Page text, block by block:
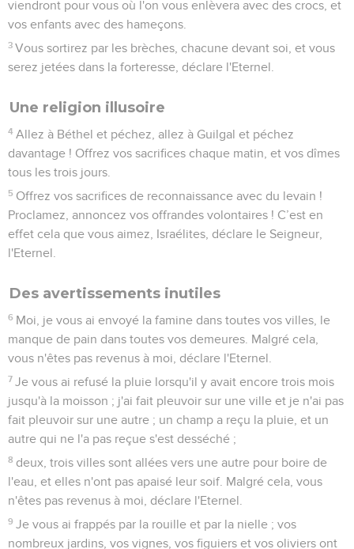
viendront pour vous où l'on vous enlèvera avec des crocs, et
vos enfants avec des hameçons.
3 Vous sortirez par les brèches, chacune devant soi, et vous
serez jetées dans la forteresse, déclare l'Eternel.
Une religion illusoire
4 Allez à Béthel et péchez, allez à Guilgal et péchez
davantage ! Offrez vos sacrifices chaque matin, et vos dîmes
tous les trois jours.
5 Offrez vos sacrifices de reconnaissance avec du levain !
Proclamez, annoncez vos offrandes volontaires ! C’est en
effet cela que vous aimez, Israélites, déclare le Seigneur,
l'Eternel.
Des avertissements inutiles
6 Moi, je vous ai envoyé la famine dans toutes vos villes, le
manque de pain dans toutes vos demeures. Malgré cela,
vous n'êtes pas revenus à moi, déclare l'Eternel.
7 Je vous ai refusé la pluie lorsqu'il y avait encore trois mois
jusqu'à la moisson ; j'ai fait pleuvoir sur une ville et je n'ai pas
fait pleuvoir sur une autre ; un champ a reçu la pluie, et un
autre qui ne l'a pas reçue s'est desséché ;
8 deux, trois villes sont allées vers une autre pour boire de
l'eau, et elles n'ont pas apaisé leur soif. Malgré cela, vous
n'êtes pas revenus à moi, déclare l'Eternel.
9 Je vous ai frappés par la rouille et par la nielle ; vos
nombreux jardins, vos vignes, vos figuiers et vos oliviers ont